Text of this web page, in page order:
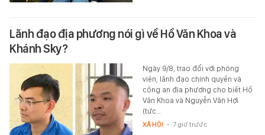
Lãnh đạo địa phương nói gì về Hồ Văn Khoa và
Khánh Sky?
Ngày 9/8, trao đổi với phóng
viên, lãnh đạo chính quyền và
công an địa phương cho biết Hồ
Văn Khoa và Nguyễn Văn Hợi
(tức…
XÃ HỘI - 7 giờ trước